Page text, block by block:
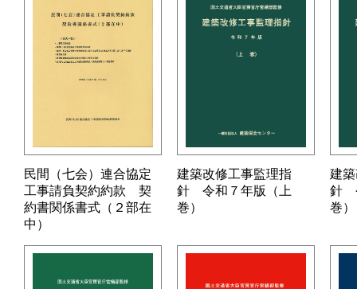
民間（七会）連合協定
工事請負契約約款 契
約書関係書式（２部在
中）
建築改修工事監理指
針 令和７年版（上
巻）
建
針
巻）